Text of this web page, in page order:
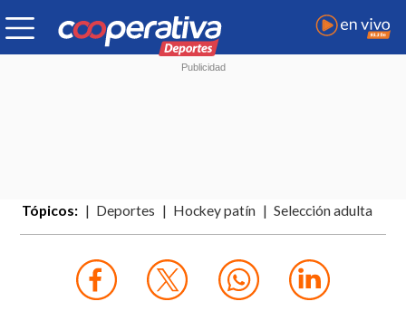
Tópicos: Deportes Hockey patín Selección adulta